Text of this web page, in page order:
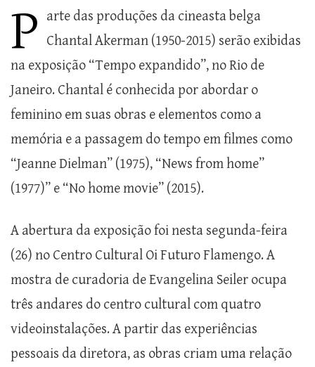
P
arte das produções da cineasta belga
Chantal Akerman (1950-2015) serão exibidas
na exposição “Tempo expandido”, no Rio de
Janeiro. Chantal é conhecida por abordar o
feminino em suas obras e elementos como a
memória e a passagem do tempo em filmes como
“Jeanne Dielman” (1975), “News from home”
(1977)” e “No home movie” (2015).
A abertura da exposição foi nesta segunda-feira
(26) no Centro Cultural Oi Futuro Flamengo. A
mostra de curadoria de Evangelina Seiler ocupa
três andares do centro cultural com quatro
videoinstalações. A partir das experiências
pessoais da diretora, as obras criam uma relação